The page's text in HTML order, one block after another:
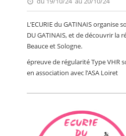
EVÈNEMENTS
CALENDRIER
FOCUS
VIDEO
PETITES ANNONCES
L’ECURIE du GATINAIS organise
DU GATINAIS, et de découvrir la
Beauce et Sologne.
épreuve de régularité Type VHR
en association avec l’ASA Loiret